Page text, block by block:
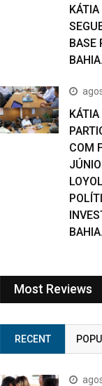
BASE
BAHIA.
COM
BAHIA.
Most Reviews
RECENT